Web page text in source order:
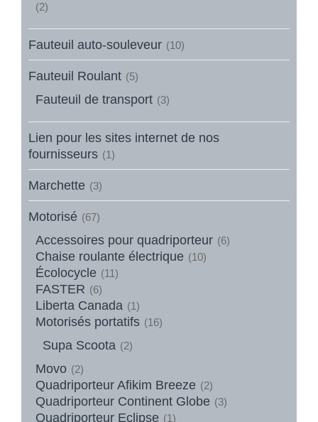
(2)
Fauteuil auto-souleveur (10)
Fauteuil Roulant (5)
Fauteuil de transport (3)
Lien pour les sites internet de nos
fournisseurs (1)
Marchette (3)
Motorisé (67)
Accessoires pour quadriporteur (6)
Chaise roulante électrique (10)
Écolocycle (11)
FASTER (6)
Liberta Canada (1)
Motorisés portatifs (16)
Supa Scoota (2)
Movo (2)
Quadriporteur Afikim Breeze (2)
Quadriporteur Continent Globe (3)
Quadriporteur Eclipse (1)